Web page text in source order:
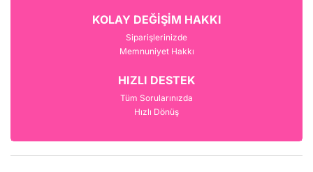
KOLAY DEĞİŞİM HAKKI
Siparişlerinizde
Memnuniyet Hakkı
HIZLI DESTEK
Tüm Sorularınızda
Hızlı Dönüş